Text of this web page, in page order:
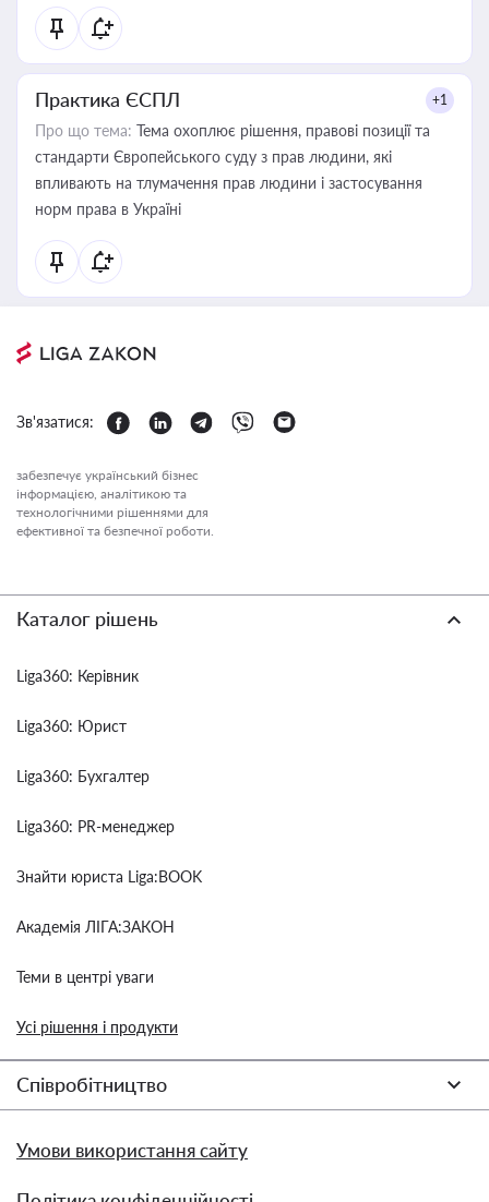
Практика ЄСПЛ +1
Про що тема: Тема охоплює рішення, правові позиції та
стандарти Європейського суду з прав людини, які
впливають на тлумачення прав людини і застосування
норм права в Україні
Зв'язатися:
забезпечує український бізнес
інформацією, аналітикою та
технологічними рішеннями для
ефективної та безпечної роботи.
Каталог рішень
Liga360: Керівник
Liga360: Юрист
Liga360: Бухгалтер
Liga360: PR-менеджер
Знайти юриста Liga:BOOK
Академія ЛІГА:ЗАКОН
Теми в центрі уваги
Усі рішення і продукти
Співробітництво
Умови використання сайту